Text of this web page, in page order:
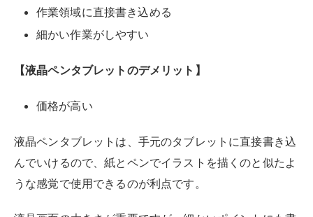
液晶画面の大きさが重要ですが、細かいポイントにも書
き込みがしやすいメリットがあります。
一方で、タブレット自体に液晶が付いている分価格は高
総額だと高額になるのがデメリットとなります。
その分正確なポイントから線を引いたり、色を塗りやす